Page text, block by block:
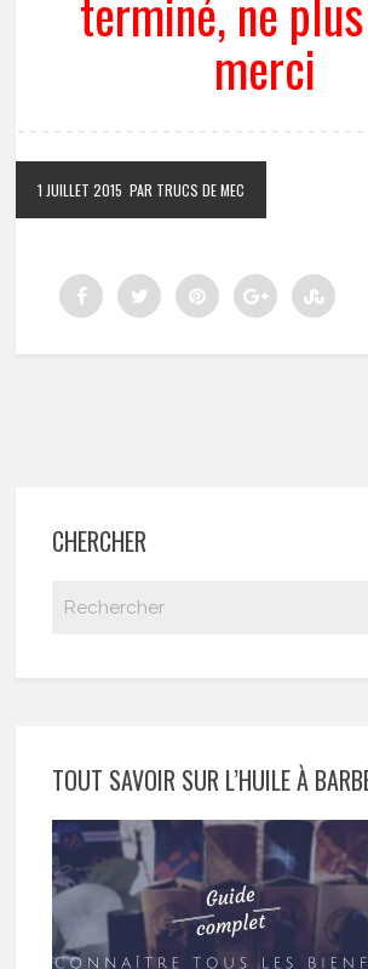
merci
1 JUILLET 2015 PAR TRUCS DE MEC
CHERCHER
TOUT SAVOIR SUR L’HUILE À